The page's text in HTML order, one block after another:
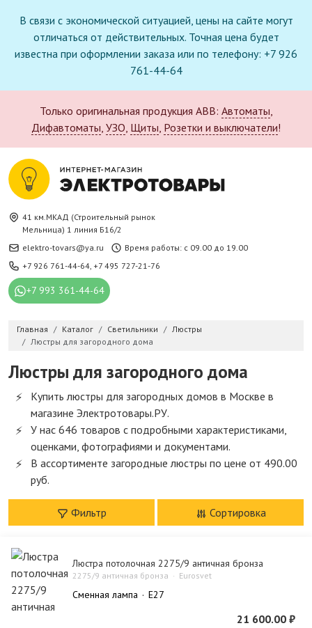
В связи с экономической ситуацией, цены на сайте могут
отличаться от действительных. Точная цена будет
известна при оформлении заказа или по телефону: +7 926
761-44-64
Только оригинальная продукция ABB: Автоматы,
Дифавтоматы, УЗО, Щиты, Розетки и выключатели!
41 км.МКАД (Строительный рынок
Мельница) 1 линия Б16/2
elektro-tovars@ya.ru
Время работы: с 09.00 до 19.00
+7 926 761-44-64, +7 495 727-21-76
+7 993 361-44-64
Главная Каталог Светильники
Люстры
Люстры для загородного дома
Люстры для загородного дома
Купить люстры для загородных домов в Москве в
магазине Электротовары.РУ.
У нас 646 товаров с подробными характеристиками,
оценками, фотографиями и документами.
В ассортименте загородные люстры по цене от 490.00
руб.
Фильтр Сортировка
Люстра потолочная 2275/9 античная бронза
2275/9 античная бронза Eurosvet
Сменная лампа E27
21 600.00 ₽